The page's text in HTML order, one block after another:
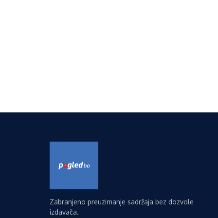
Zabranjeno preuzimanje sadržaja bez dozvole
izdavača.